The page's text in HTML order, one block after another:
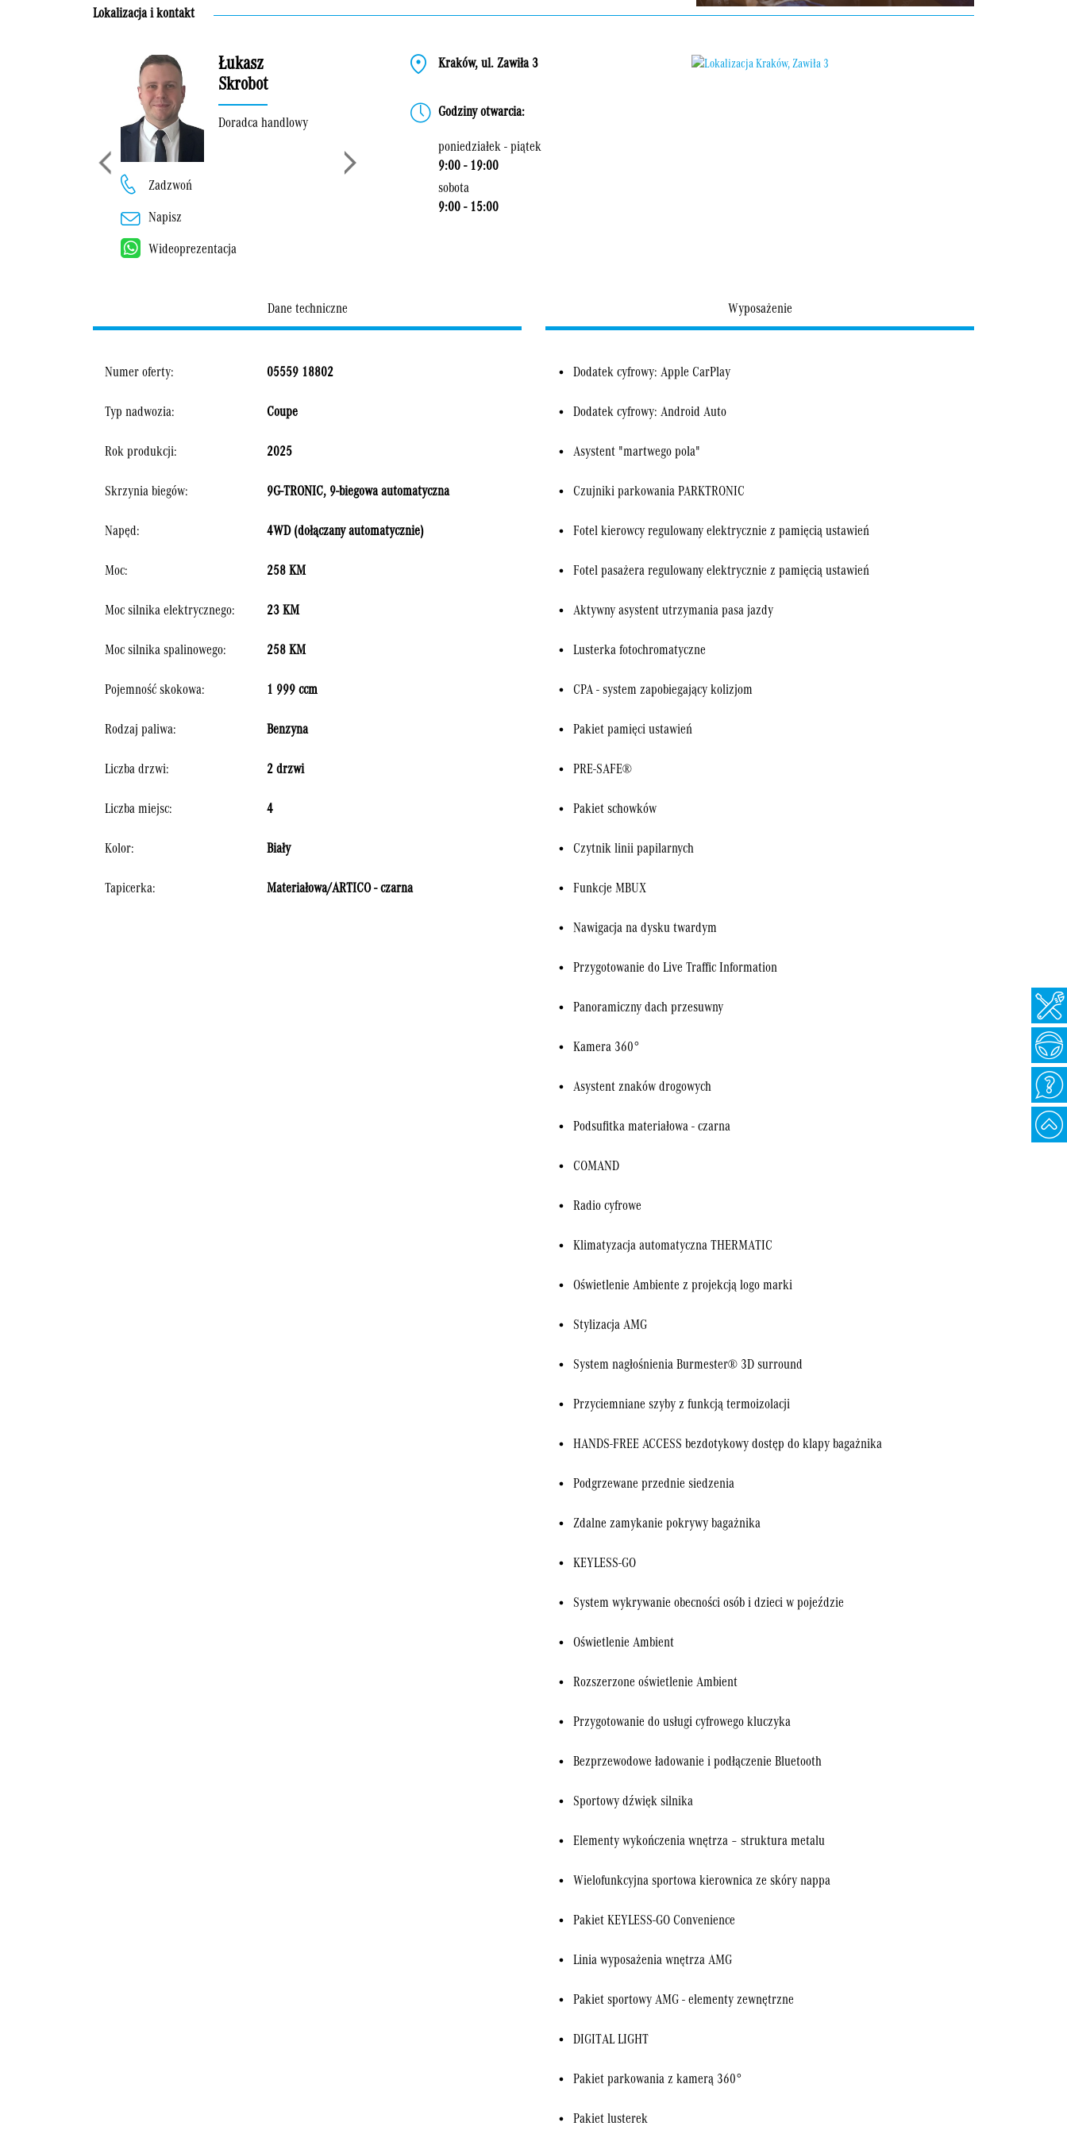
Lokalizacja i kontakt
Łukasz
Skrobot
Doradca handlowy
Zadzwoń
Napisz
Wideoprezentacja
Kraków, ul. Zawiła 3
Godziny otwarcia:
poniedziałek - piątek
9:00 - 19:00
sobota
9:00 - 15:00
Dane techniczne
Numer oferty: 05559 18802
Typ nadwozia: Coupe
Rok produkcji: 2025
Skrzynia biegów: 9G-TRONIC, 9-biegowa automatyczna
Napęd: 4WD (dołączany automatycznie)
Moc: 258 KM
Moc silnika elektrycznego: 23 KM
Moc silnika spalinowego: 258 KM
Pojemność skokowa: 1 999 ccm
Rodzaj paliwa: Benzyna
Liczba drzwi: 2 drzwi
Liczba miejsc: 4
Kolor: Biały
Tapicerka: Materiałowa/ARTICO - czarna
Wyposażenie
Dodatek cyfrowy: Apple CarPlay
Dodatek cyfrowy: Android Auto
Asystent "martwego pola"
Czujniki parkowania PARKTRONIC
Fotel kierowcy regulowany elektrycznie z pamięcią ustawień
Fotel pasażera regulowany elektrycznie z pamięcią ustawień
Aktywny asystent utrzymania pasa jazdy
Lusterka fotochromatyczne
CPA - system zapobiegający kolizjom
Pakiet pamięci ustawień
PRE-SAFE®
Pakiet schowków
Czytnik linii papilarnych
Funkcje MBUX
Nawigacja na dysku twardym
Przygotowanie do Live Traffic Information
Panoramiczny dach przesuwny
Kamera 360°
Asystent znaków drogowych
Podsufitka materiałowa - czarna
COMAND
Radio cyfrowe
Klimatyzacja automatyczna THERMATIC
Oświetlenie Ambiente z projekcją logo marki
Stylizacja AMG
System nagłośnienia Burmester® 3D surround
Przyciemniane szyby z funkcją termoizolacji
HANDS-FREE ACCESS bezdotykowy dostęp do klapy bagażnika
Podgrzewane przednie siedzenia
Zdalne zamykanie pokrywy bagażnika
KEYLESS-GO
System wykrywanie obecności osób i dzieci w pojeździe
Oświetlenie Ambient
Rozszerzone oświetlenie Ambient
Przygotowanie do usługi cyfrowego kluczyka
Bezprzewodowe ładowanie i podłączenie Bluetooth
Sportowy dźwięk silnika
Elementy wykończenia wnętrza – struktura metalu
Wielofunkcyjna sportowa kierownica ze skóry nappa
Pakiet KEYLESS-GO Convenience
Linia wyposażenia wnętrza AMG
Pakiet sportowy AMG - elementy zewnętrzne
DIGITAL LIGHT
Pakiet parkowania z kamerą 360°
Pakiet lusterek